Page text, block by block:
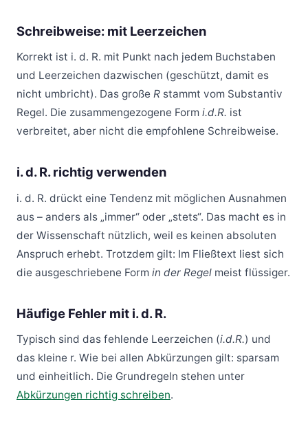
Schreibweise: mit Leerzeichen
Korrekt ist i. d. R. mit Punkt nach jedem Buchstaben
und Leerzeichen dazwischen (geschützt, damit es
nicht umbricht). Das große R stammt vom Substantiv
Regel. Die zusammengezogene Form i.d.R. ist
verbreitet, aber nicht die empfohlene Schreibweise.
i. d. R. richtig verwenden
i. d. R. drückt eine Tendenz mit möglichen Ausnahmen
aus – anders als „immer“ oder „stets“. Das macht es in
der Wissenschaft nützlich, weil es keinen absoluten
Anspruch erhebt. Trotzdem gilt: Im Fließtext liest sich
die ausgeschriebene Form in der Regel meist flüssiger.
Häufige Fehler mit i. d. R.
Typisch sind das fehlende Leerzeichen (i.d.R.) und
das kleine r. Wie bei allen Abkürzungen gilt: sparsam
und einheitlich. Die Grundregeln stehen unter
Abkürzungen richtig schreiben.